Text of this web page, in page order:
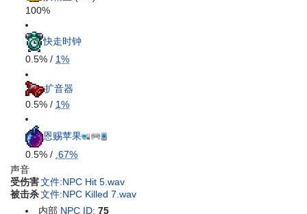
100%
快走时钟
0.5% / 1%
扩音器
0.5% / 1%
恩赐苹果
0.5% / .67%
声音
受伤害文件:NPC Hit 5.wav
被击杀文件:NPC Killed 7.wav
内部 NPC ID:75